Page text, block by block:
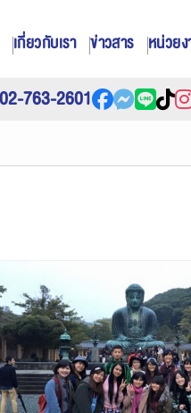
เกี่ยวกับเรา ข่าวสาร หน่วย
02-763-2601